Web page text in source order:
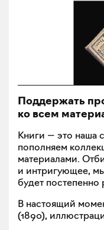
Поддержать
ко всем
Книги — это наша
пополняем
материалами.
и интригующее,
будет постепенно
В настоящий
(1890),